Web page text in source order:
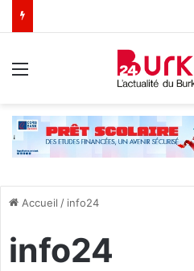
Accueil / info24
info24